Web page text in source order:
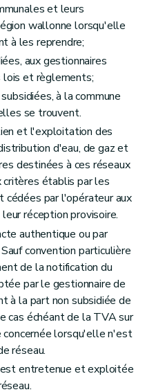
et leurs
wallonne lorsqu'elle
à les reprendre;
aux gestionnaires
lois et règlements;
à la commune
se trouvent.
et l'exploitation des
d'eau, de gaz et
destinées à ces réseaux
établis par les
cédées par l'opérateur aux
réception provisoire.
authentique ou par
convention particulière
de la notification du
par le gestionnaire de
à la part non subsidiée de
cas échéant de la TVA sur
lorsqu'elle n'est
réseau.
entretenue et exploitée